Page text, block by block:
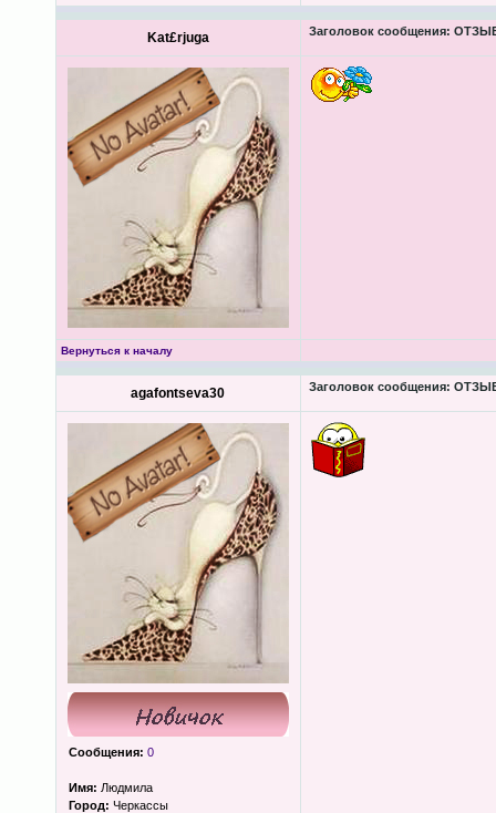
Kat£rjuga Заголовок сообщения:
Вернуться к началу
agafontseva30 Заголовок сообщения:
Сообщения: 0
Имя: Людмила
Город: Черкассы